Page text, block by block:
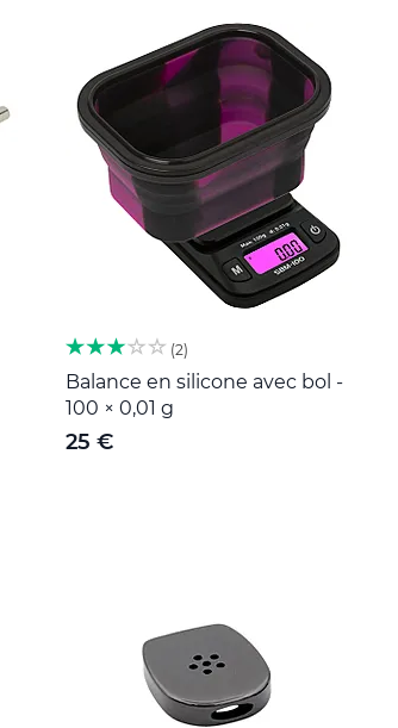
2
Balance en silicone avec bol -
100 × 0,01 g
25 €